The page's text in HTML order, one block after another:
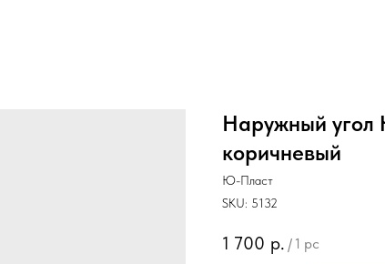
Наружный угол
коричневый
Ю-Пласт
SKU: 5132
1 700 р. / 1 pc